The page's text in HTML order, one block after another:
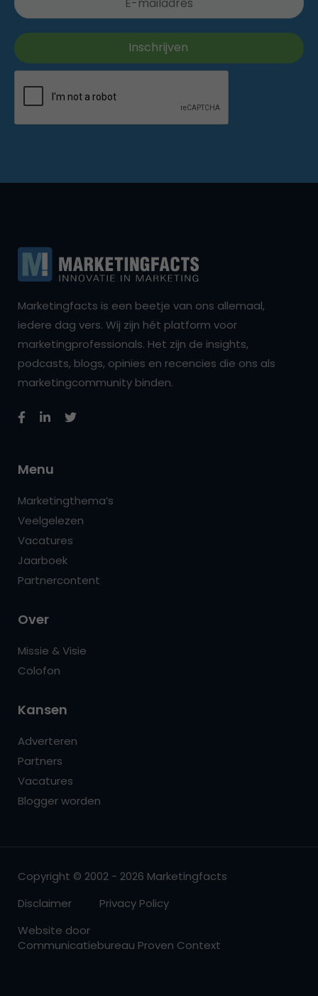
Marketingfacts is een beetje van ons allemaal,
iedere dag vers. Wij zijn hét platform voor
marketingprofessionals. Het zijn de insights,
podcasts, blogs, opinies en recencies die ons als
marketingcommunity binden.
Menu
Marketingthema’s
Veelgelezen
Vacatures
Jaarboek
Partnercontent
Over
Missie & Visie
Colofon
Kansen
Adverteren
Partners
Vacatures
Blogger worden
Copyright © 2002 - 2026 Marketingfacts
Disclaimer
Privacy Policy
Website door
Communicatiebureau Proven Context